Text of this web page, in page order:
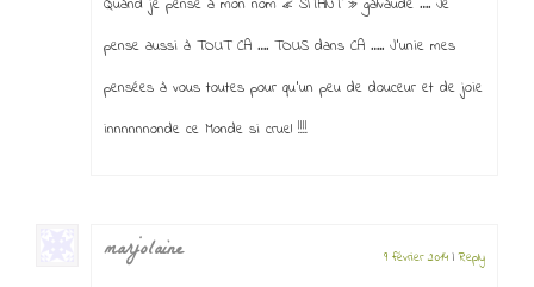
Quand je pense à mon nom « SITANT » galvaudé …. Je
pense aussi à TOUT CA …. TOUS dans CA ….. J’unie mes
pensées à vous toutes pour qu’un peu de douceur et de joie
innnnnnonde ce Monde si cruel !!!!
marjolaine 9 février 2014 |Reply